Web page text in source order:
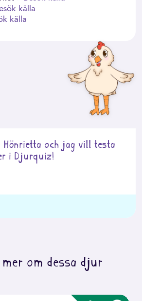
källa
källa
Hönrietta och jag vill testa
i Djurquiz!
mer om dessa djur